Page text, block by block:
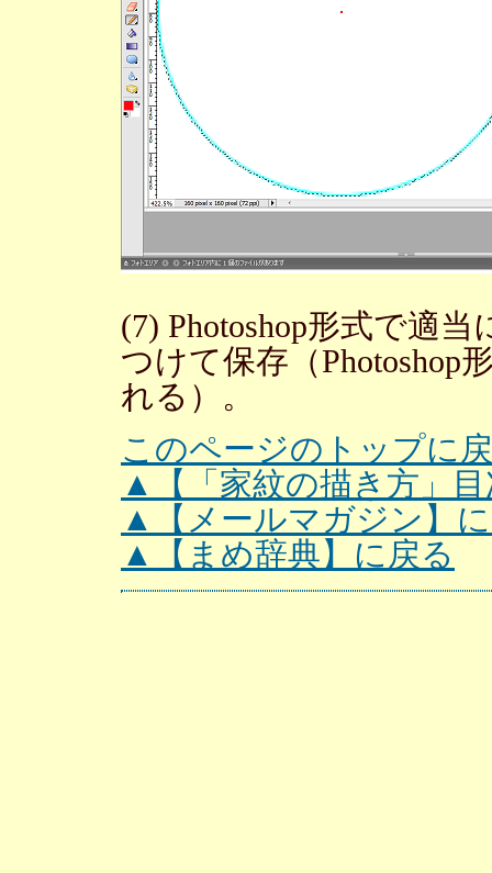
(7) Photoshop形式で適
つけて保存（Photoshop
れる）。
このページのトップに
▲【「家紋の描き方」
▲【メールマガジン】
▲【まめ辞典】に戻る